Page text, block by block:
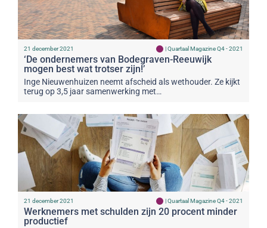
21 december 2021 |Quartaal Magazine Q4 - 2021
‘De ondernemers van Bodegraven-Reeuwijk
mogen best wat trotser zijn!’
Inge Nieuwenhuizen neemt afscheid als wethouder. Ze kijkt
terug op 3,5 jaar samenwerking met…
21 december 2021 |Quartaal Magazine Q4 - 2021
Werknemers met schulden zijn 20 procent minder
productief